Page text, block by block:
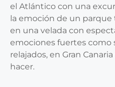
el Atlántico con una
la emoción de un
en una velada con
emociones fuertes como
relajados, en Gran
hacer.